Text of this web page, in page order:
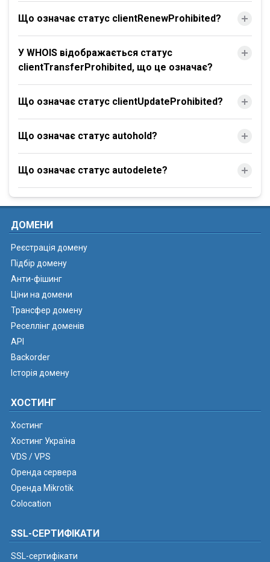
Що означає статус clientRenewProhibited?
У WHOIS відображається статус
clientTransferProhibited, що це означає?
Що означає статус clientUpdateProhibited?
Що означає статус autohold?
Що означає статус autodelete?
ДОМЕНИ
Реєстрація домену
Підбір домену
Анти-фішинг
Ціни на домени
Трансфер домену
Реселлінг доменів
API
Backorder
Історія домену
ХОСТИНГ
Хостинг
Хостинг Україна
VDS / VPS
Оренда сервера
Оренда Mikrotik
Colocation
SSL-СЕРТИФІКАТИ
SSL-сертифікати